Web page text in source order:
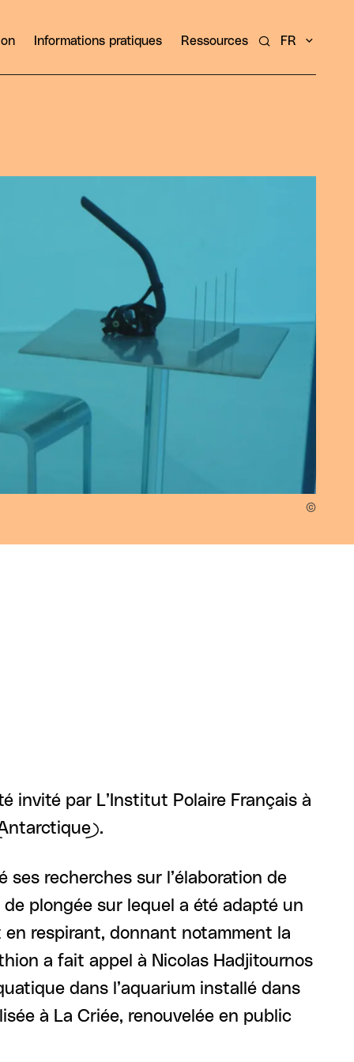
Informations pratiques Ressources Rechercher un
FR
invité par L’Institut Polaire Français à
recherches sur l’élaboration de
de plongée sur lequel a été adapté un
en respirant, donnant notamment la
a fait appel à Nicolas Hadjitournos
dans l’aquarium installé dans
à La Criée, renouvelée en public